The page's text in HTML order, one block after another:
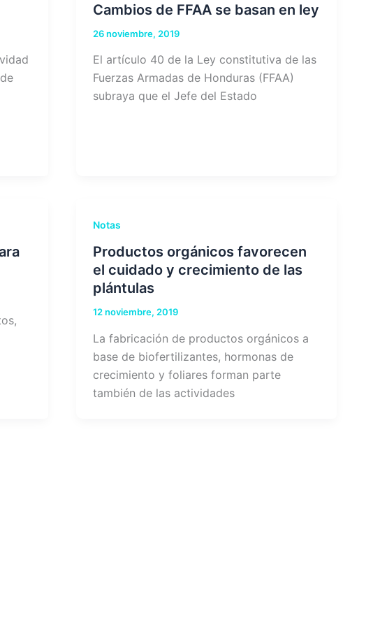
Cambios de FFAA se basan en ley
26 noviembre, 2019
El artículo 40 de la Ley constitutiva de las
Fuerzas Armadas de Honduras (FFAA)
subraya que el Jefe del Estado
Notas
Productos orgánicos favorecen
el cuidado y crecimiento de las
plántulas
12 noviembre, 2019
La fabricación de productos orgánicos a
base de biofertilizantes, hormonas de
crecimiento y foliares forman parte
también de las actividades